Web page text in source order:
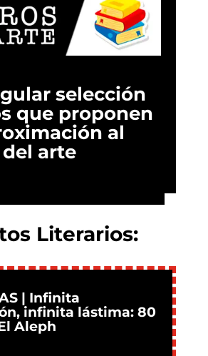
selección
que proponen
al
arte
Literarios:
| Infinita
infinita lástima: 80
Aleph